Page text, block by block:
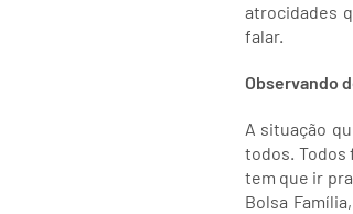
atrocidades
falar.
Observando
A situação
todos. Todos
tem que ir
Bolsa